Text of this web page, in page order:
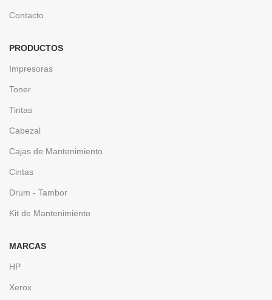
Contacto
PRODUCTOS
Impresoras
Toner
Tintas
Cabezal
Cajas de Mantenimiento
Cintas
Drum - Tambor
Kit de Mantenimiento
MARCAS
HP
Xerox